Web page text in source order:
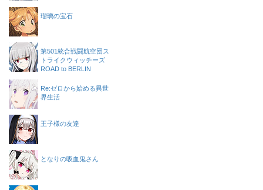
瑠璃の宝石
第501統合戦闘航空団ス
トライクウィッチーズ
ROAD to BERLIN
Re:ゼロから始める異世
界生活
王子様の友達
となりの吸血鬼さん